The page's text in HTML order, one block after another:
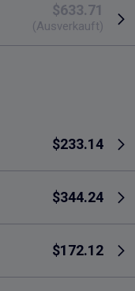
$633.71
(Ausverkauft)
$233.14
$344.24
$172.12